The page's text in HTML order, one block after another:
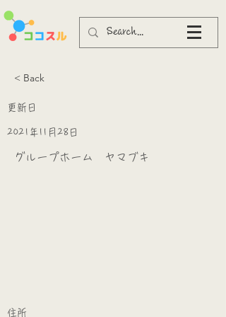
< Back
更新日
2021年11月28日
グループホーム ヤマブキ
​ ​住所